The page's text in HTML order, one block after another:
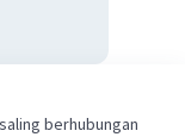
berhubungan